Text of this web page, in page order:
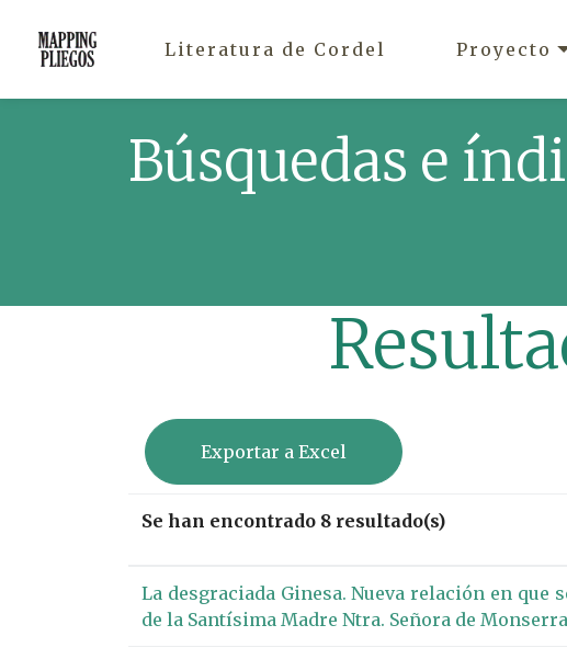
Literatura de Cordel Proyecto
Búsquedas e
Exportar a Excel
Se han encontrado 8 resultado(s)
La desgraciada Ginesa. Nueva relación en
de la Santísima Madre Ntra. Señora de